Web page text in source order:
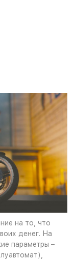
на то, что
денег. На
параметры –